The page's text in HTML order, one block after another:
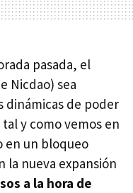
pasada, el
Nicdao) sea
dinámicas de poder
y como vemos en
en un bloqueo
la nueva expansión
a la hora de